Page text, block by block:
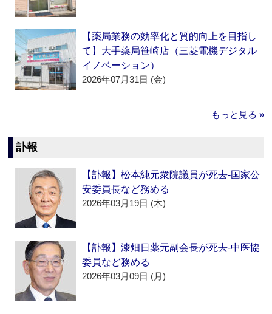
【薬局業務の効率化と質的向上を目指し
て】大手薬局笹崎店（三菱電機デジタル
イノベーション）
2026年07月31日 (金)
もっと見る »
訃報
【訃報】松本純元衆院議員が死去‐国家公
安委員長など務める
2026年03月19日 (木)
【訃報】漆畑日薬元副会長が死去‐中医協
委員など務める
2026年03月09日 (月)